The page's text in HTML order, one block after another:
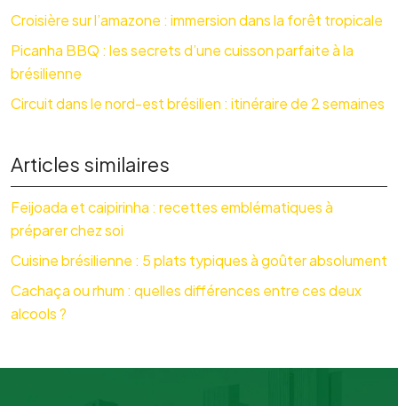
Croisière sur l’amazone : immersion dans la forêt tropicale
Picanha BBQ : les secrets d’une cuisson parfaite à la
brésilienne
Circuit dans le nord-est brésilien : itinéraire de 2 semaines
Articles similaires
Feijoada et caipirinha : recettes emblématiques à
préparer chez soi
Cuisine brésilienne : 5 plats typiques à goûter absolument
Cachaça ou rhum : quelles différences entre ces deux
alcools ?